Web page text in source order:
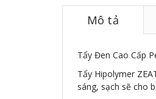
Mô tả
Tẩy Đen Cao Cấp
Tẩy Hipolymer
sáng, sạch sẽ cho